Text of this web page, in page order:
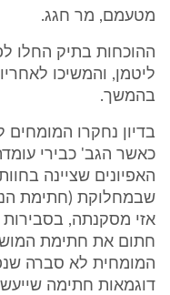
מטעמם, מר חגג.
ההוכחות בתיק החלו
ליטמן, והמשיכו
בהמשך.
בדיון נחקרו המומחים
כאשר הגב' כבירי
האפיונים שציינה
חתום את חתימת
המומחית לא סברה
דוגמאות חתימה